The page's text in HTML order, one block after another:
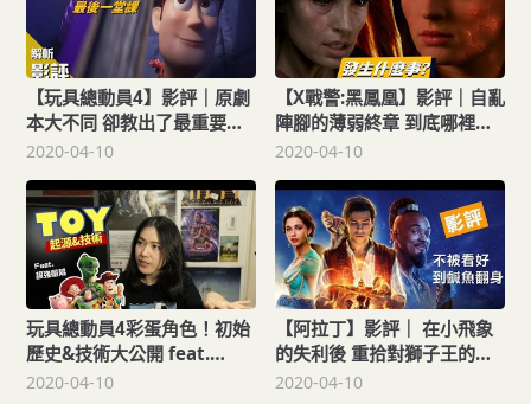
【玩具總動員4】影評｜原劇
本大不同 卻教出了最重要的
一堂課 並非走味變調 而是成
2020-04-10
【X戰警:黑鳳凰】影評｜自亂
陣腳的薄弱終章 到底哪裡出
了錯? 這系列還能完美完結
2020-04-10
玩具總動員4彩蛋角色！初始
歷史&技術大公開 feat.
BenQ 4K HDR舒視屏護眼螢
2020-04-10
【阿拉丁】影評｜ 在小飛象
的失利後 重拾對獅子王的期
待
2020-04-10